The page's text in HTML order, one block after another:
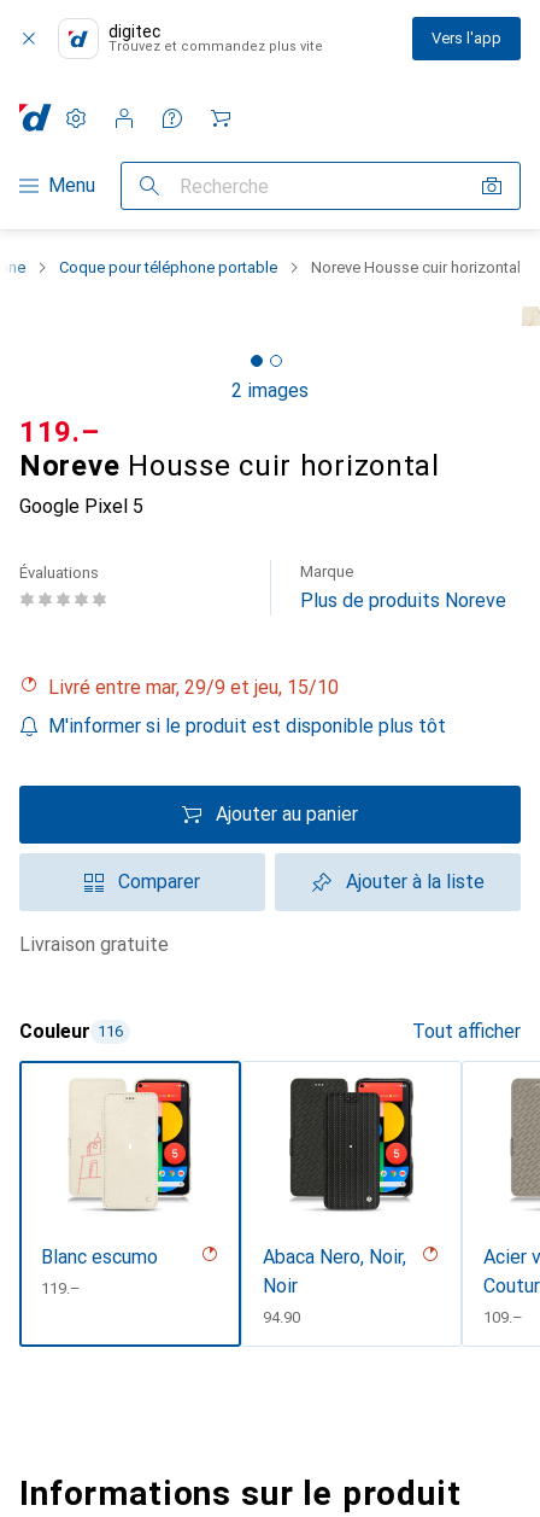
digitec
Trouvez et commandez plus vite Vers l'app
Navigation par catégorie
Menu Recherche
Paramètres
Compte client
Listes de comparaison
Listes d'envies
Panier
Coque pour téléphone portable Noreve Housse cuir horizontal
2 images
Noreve Housse cuir horizontal
Google Pixel 5
CHF
119.–
Évaluations Marque
Plus de produits Noreve
Livré entre mar, 29/9 et jeu, 15/10
M'informer si le produit est disponible plus tôt
Ajouter au panier
Comparer Ajouter à la liste
livraison gratuite
Couleur 116 Tout afficher
Blanc escumo
CHF
119.–
Abaca Nero, Noir,
Noir
CHF
94.90
Acier
CHF
109.–
Informations sur le produit